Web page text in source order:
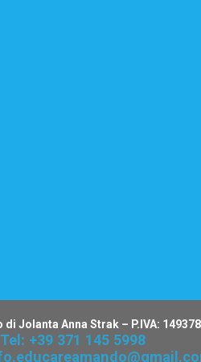
di Jolanta Anna Strak – P.IVA:
Tel: +39 371 145 5998